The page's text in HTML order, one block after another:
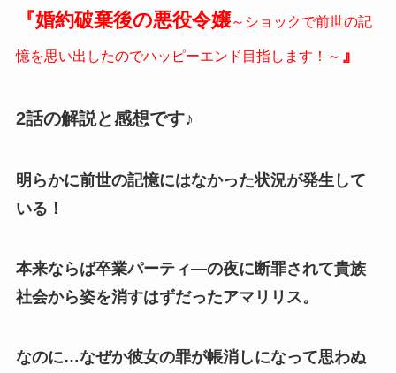
『婚約破棄後の悪役令嬢～ショックで前世の記
憶を思い出したのでハッピーエンド目指します！～ 』
2話の解説と感想です♪
明らかに前世の記憶にはなかった状況が発生して
いる！
本来ならば卒業パーティ―の夜に断罪されて貴族
社会から姿を消すはずだったアマリリス。
なのに…なぜか彼女の罪が帳消しになって思わぬ